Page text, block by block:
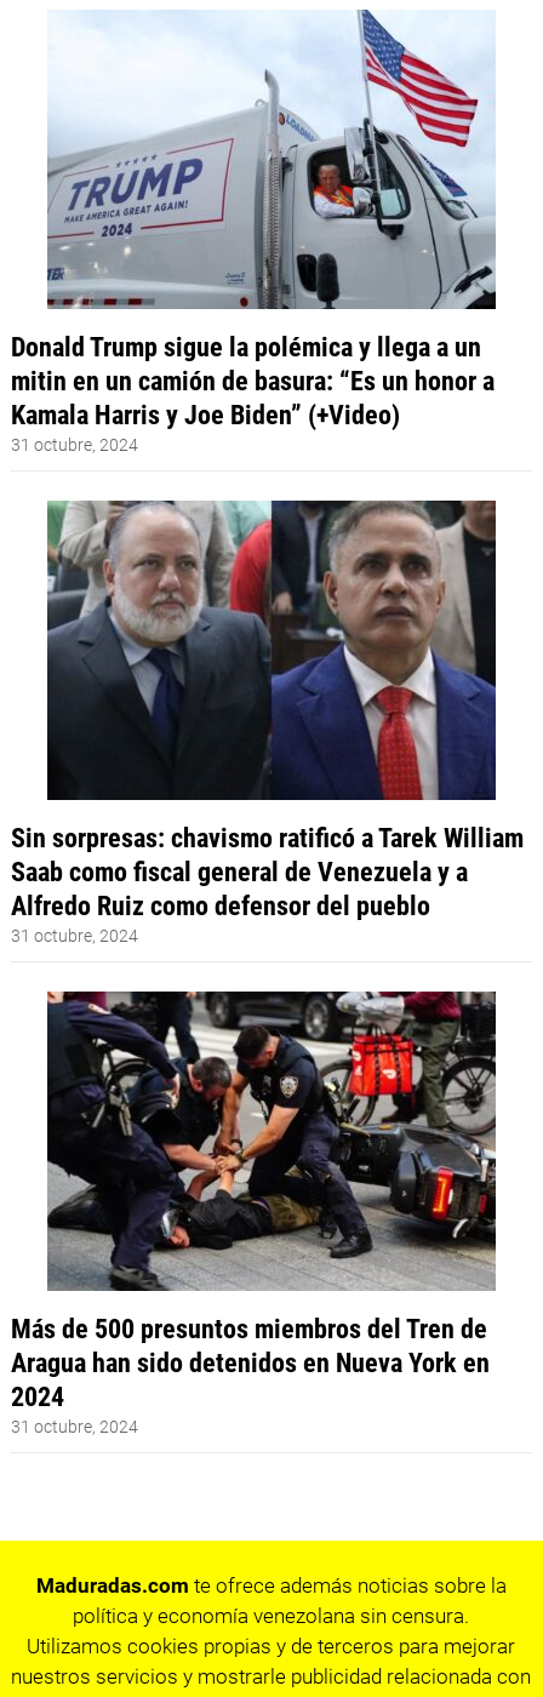
Donald Trump sigue la polémica y llega a un
mitin en un camión de basura: “Es un honor a
Kamala Harris y Joe Biden” (+Video)
31 octubre, 2024
Sin sorpresas: chavismo ratificó a Tarek William
Saab como fiscal general de Venezuela y a
Alfredo Ruiz como defensor del pueblo
31 octubre, 2024
Más de 500 presuntos miembros del Tren de
Aragua han sido detenidos en Nueva York en
2024
31 octubre, 2024
Maduradas.com te ofrece además noticias sobre la
política y economía venezolana sin censura.
Utilizamos cookies propias y de terceros para mejorar
nuestros servicios y mostrarle publicidad relacionada con